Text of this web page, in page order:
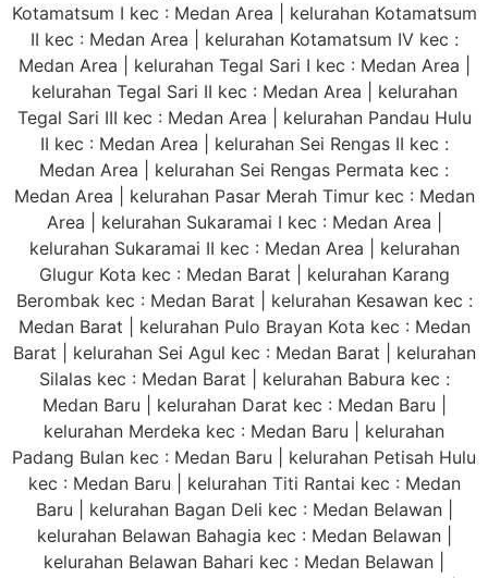
Kotamatsum I kec : Medan Area | kelurahan Kotamatsum
II kec : Medan Area | kelurahan Kotamatsum IV kec :
Medan Area | kelurahan Tegal Sari I kec : Medan Area |
kelurahan Tegal Sari II kec : Medan Area | kelurahan
Tegal Sari III kec : Medan Area | kelurahan Pandau Hulu
II kec : Medan Area | kelurahan Sei Rengas II kec :
Medan Area | kelurahan Sei Rengas Permata kec :
Medan Area | kelurahan Pasar Merah Timur kec : Medan
Area | kelurahan Sukaramai I kec : Medan Area |
kelurahan Sukaramai II kec : Medan Area | kelurahan
Glugur Kota kec : Medan Barat | kelurahan Karang
Berombak kec : Medan Barat | kelurahan Kesawan kec :
Medan Barat | kelurahan Pulo Brayan Kota kec : Medan
Barat | kelurahan Sei Agul kec : Medan Barat | kelurahan
Silalas kec : Medan Barat | kelurahan Babura kec :
Medan Baru | kelurahan Darat kec : Medan Baru |
kelurahan Merdeka kec : Medan Baru | kelurahan
Padang Bulan kec : Medan Baru | kelurahan Petisah Hulu
kec : Medan Baru | kelurahan Titi Rantai kec : Medan
Baru | kelurahan Bagan Deli kec : Medan Belawan |
kelurahan Belawan Bahagia kec : Medan Belawan |
kelurahan Belawan Bahari kec : Medan Belawan |